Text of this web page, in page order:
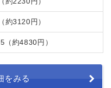
約3120円）
（約4830円）
をみる